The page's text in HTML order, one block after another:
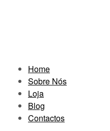
Home
Sobre Nós
Loja
Blog
Contactos